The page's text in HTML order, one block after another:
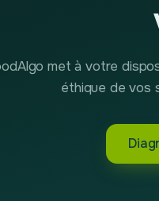
met à votre
éthique de vos